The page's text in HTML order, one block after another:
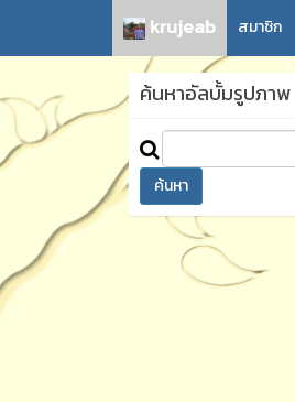
krujeab สมาชิก
ค้นหาอัลบั้มรูปภาพ